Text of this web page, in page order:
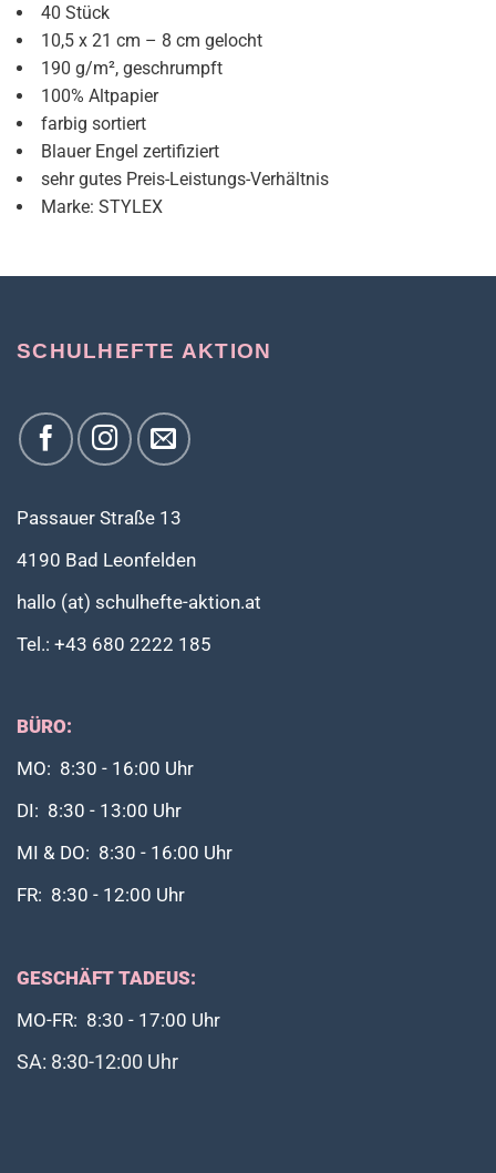
40 Stück
10,5 x 21 cm – 8 cm gelocht
190 g/m², geschrumpft
100% Altpapier
farbig sortiert
Blauer Engel zertifiziert
sehr gutes Preis-Leistungs-Verhältnis
Marke: STYLEX
SCHULHEFTE AKTION
Passauer Straße 13
4190 Bad Leonfelden
hallo (at) schulhefte-aktion.at
Tel.: +43 680 2222 185
BÜRO:
MO: 8:30 - 16:00 Uhr
DI: 8:30 - 13:00 Uhr
MI & DO: 8:30 - 16:00 Uhr
FR: 8:30 - 12:00 Uhr
GESCHÄFT TADEUS:
MO-FR: 8:30 - 17:00 Uhr
SA: 8:30-12:00 Uhr